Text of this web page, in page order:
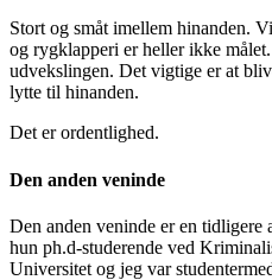
Stort og småt imellem hinanden.
og rygklapperi er heller ikke
udvekslingen. Det vigtige er at
lytte til hinanden.
Det er ordentlighed.
Den anden veninde
Den anden veninde er en
hun ph.d-studerende ved
Universitet og jeg var